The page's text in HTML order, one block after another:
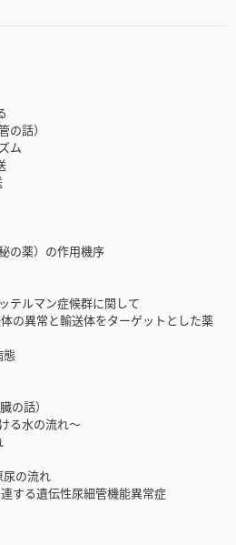
の話）
ム
の薬）の作用機序
テルマン症候群に関して
の異常と輸送体をターゲットとした薬
態
の話）
る水の流れ～
の流れ
する遺伝性尿細管機能異常症